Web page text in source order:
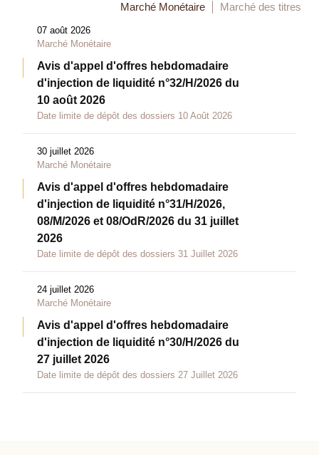
Marché Monétaire Marché des titres
07 août 2026
Marché Monétaire
Avis d'appel d'offres hebdomadaire
d'injection de liquidité n°32/H/2026 du
10 août 2026
Date limite de dépôt des dossiers 10 Août 2026
30 juillet 2026
Marché Monétaire
Avis d'appel d'offres hebdomadaire
d'injection de liquidité n°31/H/2026,
08/M/2026 et 08/OdR/2026 du 31 juillet
2026
Date limite de dépôt des dossiers 31 Juillet 2026
24 juillet 2026
Marché Monétaire
Avis d'appel d'offres hebdomadaire
d'injection de liquidité n°30/H/2026 du
27 juillet 2026
Date limite de dépôt des dossiers 27 Juillet 2026